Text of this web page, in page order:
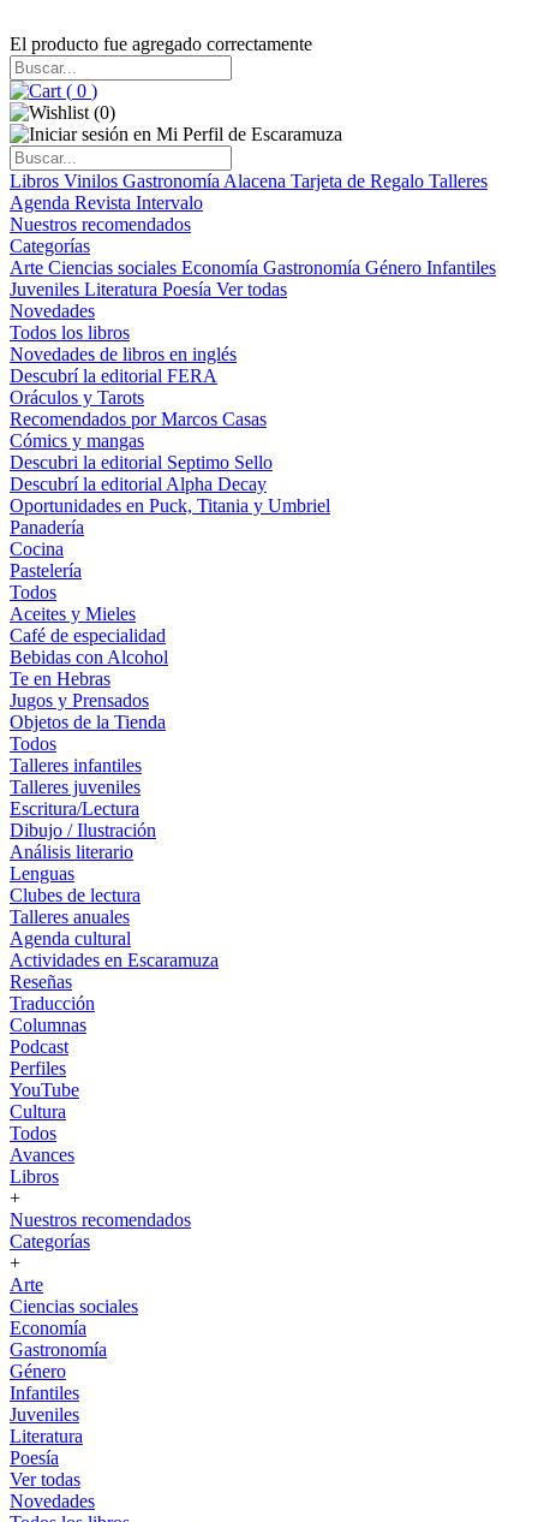
El producto fue agregado correctamente
( 0 )
(0)
Libros Vinilos Gastronomía Alacena Tarjeta de Regalo Talleres
Agenda Revista Intervalo
Nuestros recomendados
Categorías
Arte Ciencias sociales Economía Gastronomía Género Infantiles
Juveniles Literatura Poesía Ver todas
Novedades
Todos los libros
Novedades de libros en inglés
Descubrí la editorial FERA
Oráculos y Tarots
Recomendados por Marcos Casas
Cómics y mangas
Descubri la editorial Septimo Sello
Descubrí la editorial Alpha Decay
Oportunidades en Puck, Titania y Umbriel
Panadería
Cocina
Pastelería
Todos
Aceites y Mieles
Café de especialidad
Bebidas con Alcohol
Te en Hebras
Jugos y Prensados
Objetos de la Tienda
Todos
Talleres infantiles
Talleres juveniles
Escritura/Lectura
Dibujo / Ilustración
Análisis literario
Lenguas
Clubes de lectura
Talleres anuales
Agenda cultural
Actividades en Escaramuza
Reseñas
Traducción
Columnas
Podcast
Perfiles
YouTube
Cultura
Todos
Avances
Libros
+
Nuestros recomendados
Categorías
+
Arte
Ciencias sociales
Economía
Gastronomía
Género
Infantiles
Juveniles
Literatura
Poesía
Ver todas
Novedades